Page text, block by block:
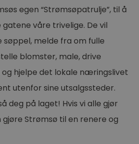
egen “Strømsøpatrulje”, til å
våre trivelige. De vil
melde fra om fulle
blomster, male, drive
hjelpe det lokale næringslivet
utenfor sine utsalgssteder.
deg på laget! Hvis vi alle gjør
Strømsø til en renere og